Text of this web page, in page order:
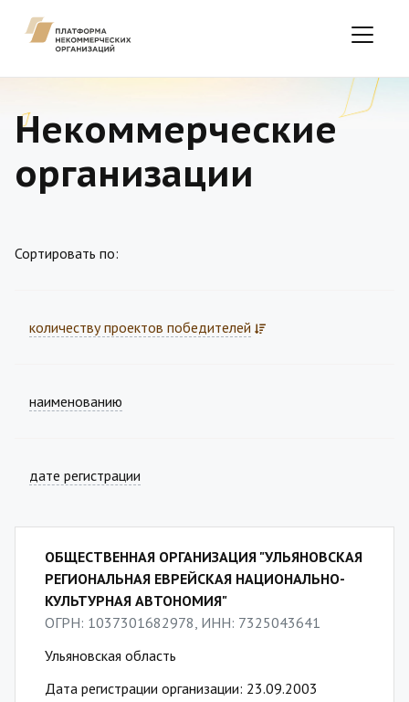
Некоммерческие
организации
Сортировать по:
количеству проектов победителей
наименованию
дате регистрации
ОБЩЕСТВЕННАЯ ОРГАНИЗАЦИЯ "УЛЬЯНОВСКАЯ
РЕГИОНАЛЬНАЯ ЕВРЕЙСКАЯ НАЦИОНАЛЬНО-
КУЛЬТУРНАЯ АВТОНОМИЯ"
ОГРН: 1037301682978, ИНН: 7325043641
Ульяновская область
Дата регистрации организации: 23.09.2003